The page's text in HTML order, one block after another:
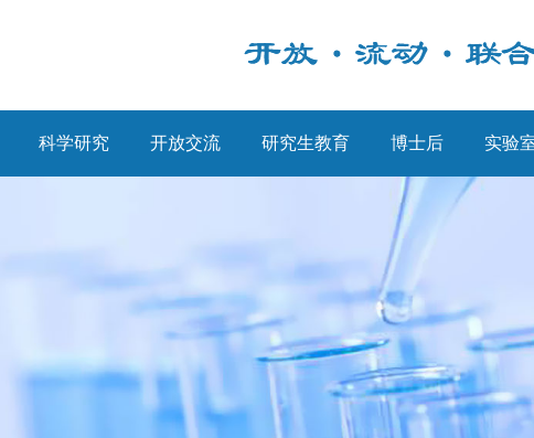
科学研究 开放交流 研究生教育 博士后 实验